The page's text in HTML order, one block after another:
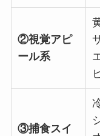
②視覚アピ
ール系
③捕食スイ